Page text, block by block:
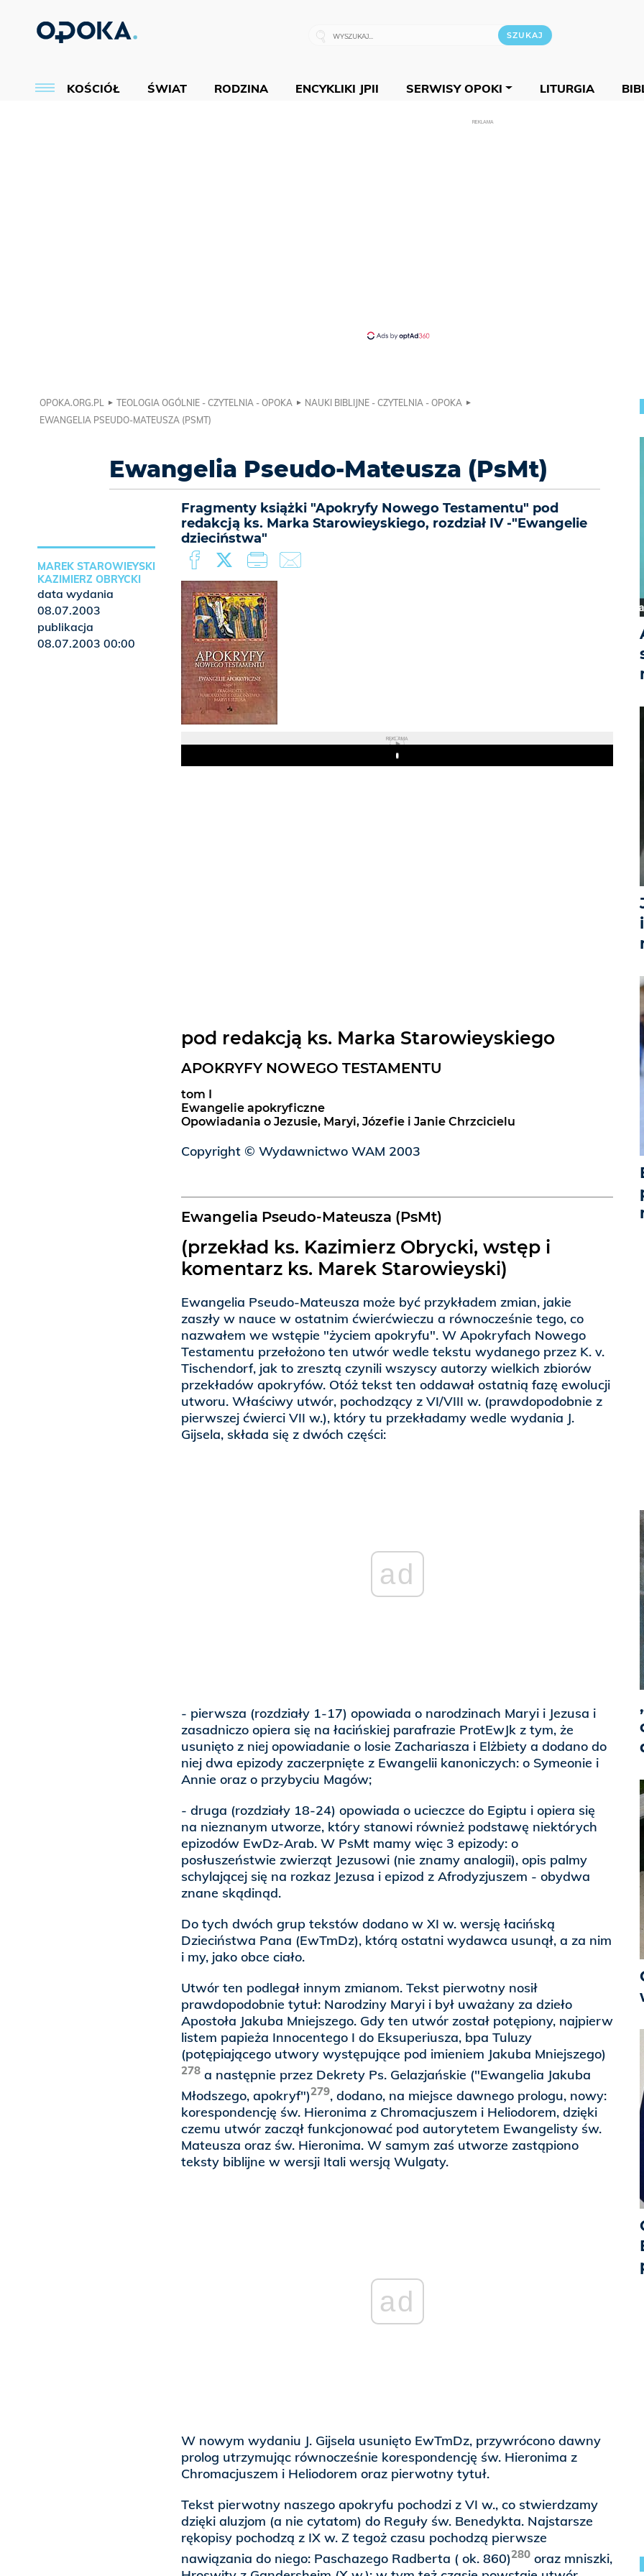
KOŚCIÓŁ ŚWIAT RODZINA ENCYKLIKI JPII SERWISY OPOKI LITURGIA
REKLAMA
OPOKA.ORG.PL TEOLOGIA OGÓLNIE - CZYTELNIA - OPOKA
NAUKI BIBLIJNE - CZYTELNIA - OPOKA
EWANGELIA PSEUDO-MATEUSZA (PSMT)
Ewangelia Pseudo-Mateusza (PsMt)
Fragmenty książki "Apokryfy Nowego Testamentu" pod
redakcją ks. Marka Starowieyskiego, rozdział IV -"Ewangelie
dzieciństwa"
REKLAMA
Play
pod redakcją ks. Marka Starowieyskiego
APOKRYFY NOWEGO TESTAMENTU
tom I
Ewangelie apokryficzne
Opowiadania o Jezusie, Maryi, Józefie i Janie Chrzcicielu
Copyright © Wydawnictwo WAM 2003
Ewangelia Pseudo-Mateusza (PsMt)
(przekład ks. Kazimierz Obrycki, wstęp i
komentarz ks. Marek Starowieyski)
Ewangelia Pseudo-Mateusza może być przykładem zmian, jakie
zaszły w nauce w ostatnim ćwierćwieczu a równocześnie tego, co
nazwałem we wstępie "życiem apokryfu". W Apokryfach Nowego
Testamentu przełożono ten utwór wedle tekstu wydanego przez K. v.
Tischendorf, jak to zresztą czynili wszyscy autorzy wielkich zbiorów
przekładów apokryfów. Otóż tekst ten oddawał ostatnią fazę ewolucji
utworu. Właściwy utwór, pochodzący z VI/VIII w. (prawdopodobnie z
pierwszej ćwierci VII w.), który tu przekładamy wedle wydania J.
Gijsela, składa się z dwóch części:
ad
- pierwsza (rozdziały 1-17) opowiada o narodzinach Maryi i Jezusa i
zasadniczo opiera się na łacińskiej parafrazie ProtEwJk z tym, że
usunięto z niej opowiadanie o losie Zachariasza i Elżbiety a dodano do
niej dwa epizody zaczerpnięte z Ewangelii kanoniczych: o Symeonie i
Annie oraz o przybyciu Magów;
- druga (rozdziały 18-24) opowiada o ucieczce do Egiptu i opiera się
na nieznanym utworze, który stanowi również podstawę niektórych
epizodów EwDz-Arab. W PsMt mamy więc 3 epizody: o
posłuszeństwie zwierząt Jezusowi (nie znamy analogii), opis palmy
schylającej się na rozkaz Jezusa i epizod z Afrodyzjuszem - obydwa
znane skądinąd.
Do tych dwóch grup tekstów dodano w XI w. wersję łacińską
Dzieciństwa Pana (EwTmDz), którą ostatni wydawca usunął, a za nim
i my, jako obce ciało.
Utwór ten podlegał innym zmianom. Tekst pierwotny nosił
prawdopodobnie tytuł: Narodziny Maryi i był uważany za dzieło
Apostoła Jakuba Mniejszego. Gdy ten utwór został potępiony, najpierw
listem papieża Innocentego I do Eksuperiusza, bpa Tuluzy
(potępiającego utwory występujące pod imieniem Jakuba Mniejszego)
278 a następnie przez Dekrety Ps. Gelazjańskie ("Ewangelia Jakuba
Młodszego, apokryf")279, dodano, na miejsce dawnego prologu, nowy:
korespondencję św. Hieronima z Chromacjuszem i Heliodorem, dzięki
czemu utwór zaczął funkcjonować pod autorytetem Ewangelisty św.
Mateusza oraz św. Hieronima. W samym zaś utworze zastąpiono
teksty biblijne w wersji Itali wersją Wulgaty.
ad
W nowym wydaniu J. Gijsela usunięto EwTmDz, przywrócono dawny
prolog utrzymując równocześnie korespondencję św. Hieronima z
Chromacjuszem i Heliodorem oraz pierwotny tytuł.
Tekst pierwotny naszego apokryfu pochodzi z VI w., co stwierdzamy
dzięki aluzjom (a nie cytatom) do Reguły św. Benedykta. Najstarsze
rękopisy pochodzą z IX w. Z tegoż czasu pochodzą pierwsze
nawiązania do niego: Paschazego Radberta ( ok. 860)280 oraz mniszki,
MAREK STAROWIEYSKI
KAZIMIERZ OBRYCKI
data wydania
08.07.2003
publikacja
08.07.2003 00:00